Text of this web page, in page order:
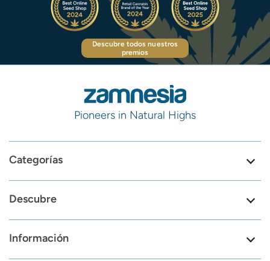
Descubre todos nuestros
premios
Pioneers in Natural Highs
Categorías
Descubre
Información